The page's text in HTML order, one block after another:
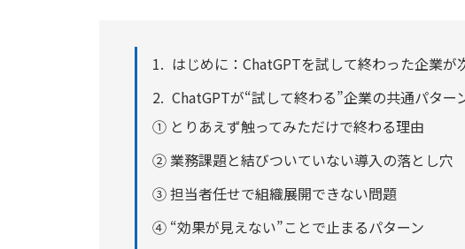
はじめに：ChatGPTを試して終わった企業が
ChatGPTが“試して終わる”企業の共通パター
① とりあえず触ってみただけで終わる理由
② 業務課題と結びついていない導入の落とし穴
③ 担当者任せで組織展開できない問題
④ “効果が見えない”ことで止まるパターン